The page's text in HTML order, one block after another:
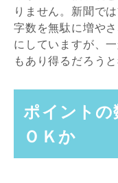
りません。新聞で
字数を無駄に増や
にしていますが、
もあり得るだろうと
ポイントの
ＯＫか